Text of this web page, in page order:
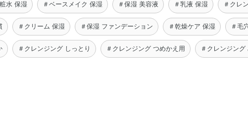
水 保湿 ＃ベースメイク 保湿 ＃保湿 美容液 ＃乳液 保湿 ＃クレ
＃クリーム 保湿 ＃保湿 ファンデーション ＃乾燥ケア 保湿 ＃毛
＃クレンジング しっとり ＃クレンジング つめかえ用 ＃クレンジン